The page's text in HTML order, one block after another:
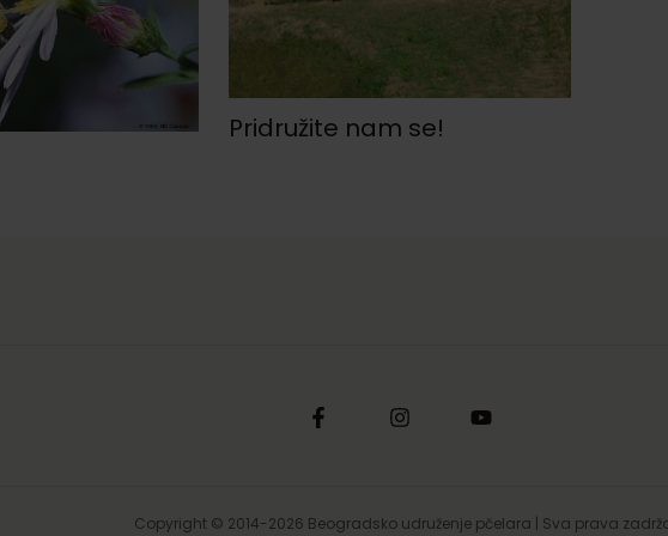
Pridružite nam se!
Copyright © 2014-2026 Beogradsko udruženje pčelara | Sva prava